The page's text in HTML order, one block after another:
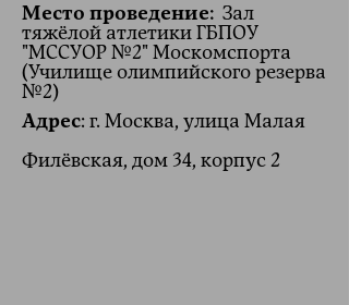
Место проведение: Зал
тяжёлой атлетики ГБПОУ
"МССУОР №2" Москомспорта
(Училище олимпийского резерва
№2)
Адрес: г. Москва, улица Малая
Филёвская, дом 34, корпус 2